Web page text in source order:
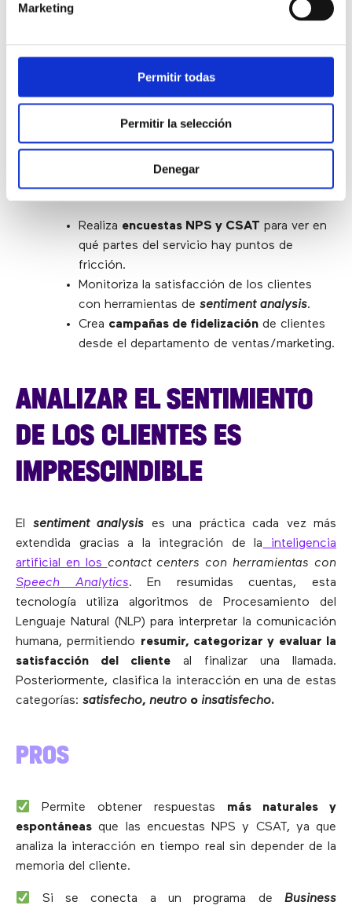
Marketing
Permitir todas
Permitir la selección
Denegar
9. TASA DE RETENCIÓN DE
CLIENTES
Esta métrica mide la capacidad de retener a los
evitar bajas.
90% o más.
Realiza encuestas NPS y CSAT para ver en
qué partes del servicio hay puntos de
fricción.
Monitoriza la satisfacción de los clientes
con herramientas de sentiment analysis.
Crea campañas de fidelización de clientes
desde el departamento de ventas/marketing.
ANALIZAR EL SENTIMIENTO
DE LOS CLIENTES ES
IMPRESCINDIBLE
El sentiment analysis es una práctica cada vez más
extendida gracias a la integración de la inteligencia
artificial en los contact centers con herramientas con
Speech Analytics. En resumidas cuentas, esta
tecnología utiliza algoritmos de Procesamiento del
Lenguaje Natural (NLP) para interpretar la comunicación
humana, permitiendo resumir, categorizar y evaluar la
satisfacción del cliente al finalizar una llamada.
Posteriormente, clasifica la interacción en una de estas
categorías: satisfecho, neutro o insatisfecho.
PROS
Permite obtener respuestas más naturales y
espontáneas que las encuestas NPS y CSAT, ya que
analiza la interacción en tiempo real sin depender de la
memoria del cliente.
Si se conecta a un programa de Business